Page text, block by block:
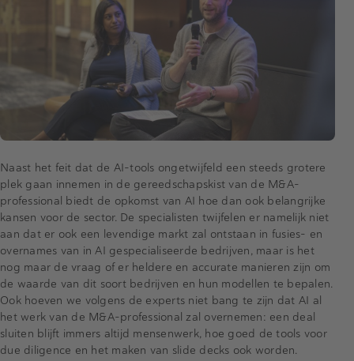
Naast het feit dat de AI-tools ongetwijfeld een steeds grotere
plek gaan innemen in de gereedschapskist van de M&A-
professional biedt de opkomst van AI hoe dan ook belangrijke
kansen voor de sector. De specialisten twijfelen er namelijk niet
aan dat er ook een levendige markt zal ontstaan in fusies- en
overnames van in AI gespecialiseerde bedrijven, maar is het
nog maar de vraag of er heldere en accurate manieren zijn om
de waarde van dit soort bedrijven en hun modellen te bepalen.
Ook hoeven we volgens de experts niet bang te zijn dat AI al
het werk van de M&A-professional zal overnemen: een deal
sluiten blijft immers altijd mensenwerk, hoe goed de tools voor
due diligence en het maken van slide decks ook worden.